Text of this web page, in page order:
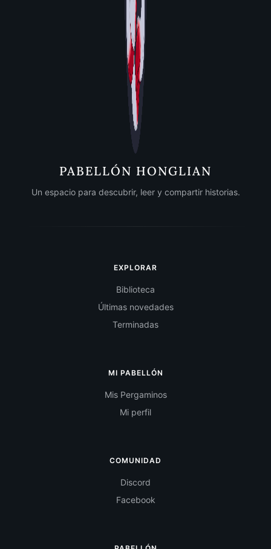
PABELLÓN HONGLIAN
Un espacio para descubrir, leer y compartir historias.
EXPLORAR
Biblioteca
Últimas novedades
Terminadas
MI PABELLÓN
Mis Pergaminos
Mi perfil
COMUNIDAD
Discord
Facebook